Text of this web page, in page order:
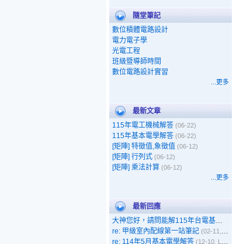
隨堂筆記
數位積體電路設計
電力電子學
光電工程
班級暨導師時間
數位電路設計實習
...更多
最新文章
115年電工機械解答 (06-22)
115年基本電學解答 (06-22)
[矩陣] 特徵值,象徵值 (06-12)
[矩陣] 行列式 (06-12)
[矩陣] 乘法計算 (06-12)
...更多
最新回應
大神您好，請問能解115年台電基本電學嗎
re: 甲級室內配線第一站筆記 (02-11, 呵呵)
re: 114年5月基本電學解答 (12-10, Leo)